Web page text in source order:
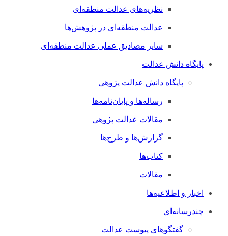
نظریه‌های عدالت منطقه‌ای
عدالت منطقه‌ای در پژوهش‌ها
سایر مصادیق عملی عدالت منطقه‌ای
پایگاه دانش عدالت
پایگاه دانش عدالت پژوهی
رساله‌ها و پایان‌نامه‌ها
مقالات عدالت پژوهی
گزارش‌ها و طرح‌ها
کتاب‌ها
مقالات
اخبار و اطلاعیه‌ها
چندرسانه‌ای
گفتگوهای پیوست عدالت